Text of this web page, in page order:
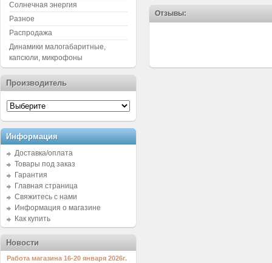
Отзывы:
Солнечная энергия
Разное
Распродажа
Динамики малогабаритные,
капсюли, микрофоны
Производитель
Информация
Доставка/оплата
Товары под заказ
Гарантия
Главная страница
Свяжитесь с нами
Информация о магазине
Как купить
Новости
Работа магазина 16-20 января 2026г.